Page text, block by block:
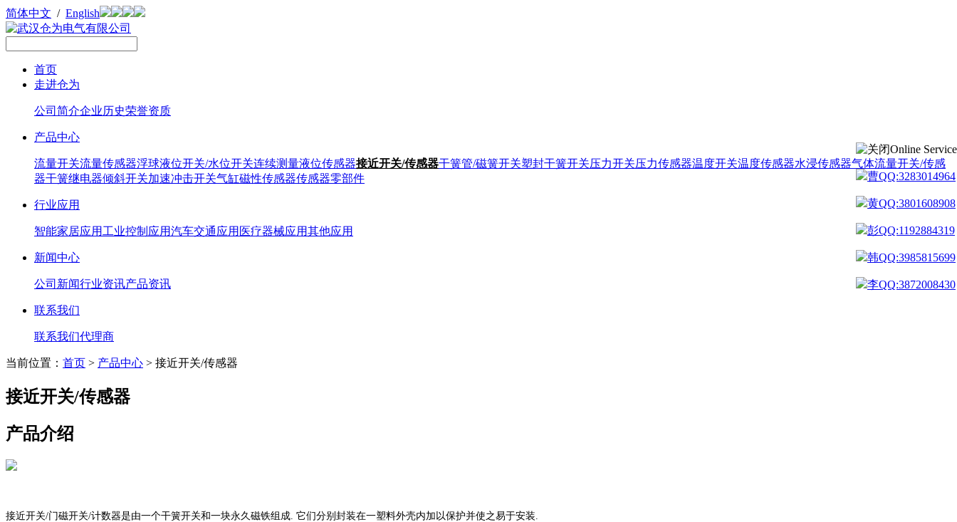
简体中文 / English
首页
走进仓为
公司简介企业历史荣誉资质
产品中心
流量开关流量传感器浮球液位开关/水位开关连续测量液位传感器接近开关/传感器干簧管/磁簧开关塑封干簧开关压力开关压力传感器温度开关温度传感器水浸传感器气体流量开关/传感
器干簧继电器倾斜开关加速冲击开关气缸磁性传感器传感器零部件
行业应用
智能家居应用 工业控制应用汽车交通应用 医疗器械应用其他应用
新闻中心
公司新闻行业资讯产品资讯
联系我们
联系我们代理商
当前位置： 首页 > 产品中心 > 接近开关/传感器
接近开关/传感器
产品介绍
接近开关/门磁开关/计数器是由一个干簧开关和一块永久磁铁组成. 它们分别封装在一塑料外壳内加以保护并使之易于安装.
Online Service
曹QQ:3283014964
黄QQ:3801608908
彭QQ:1192884319
韩QQ:3985815699
李QQ:3872008430